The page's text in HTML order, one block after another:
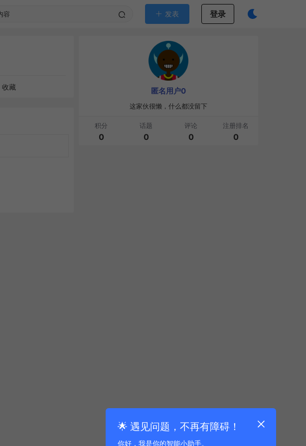
发表 登录
收藏 匿名用户0
这家伙很懒，什么都没留下
积分
0
话题
0
评论
0
注册排名
0
🌟 遇见问题，不再有障碍！
你好，我是你的智能小助手。